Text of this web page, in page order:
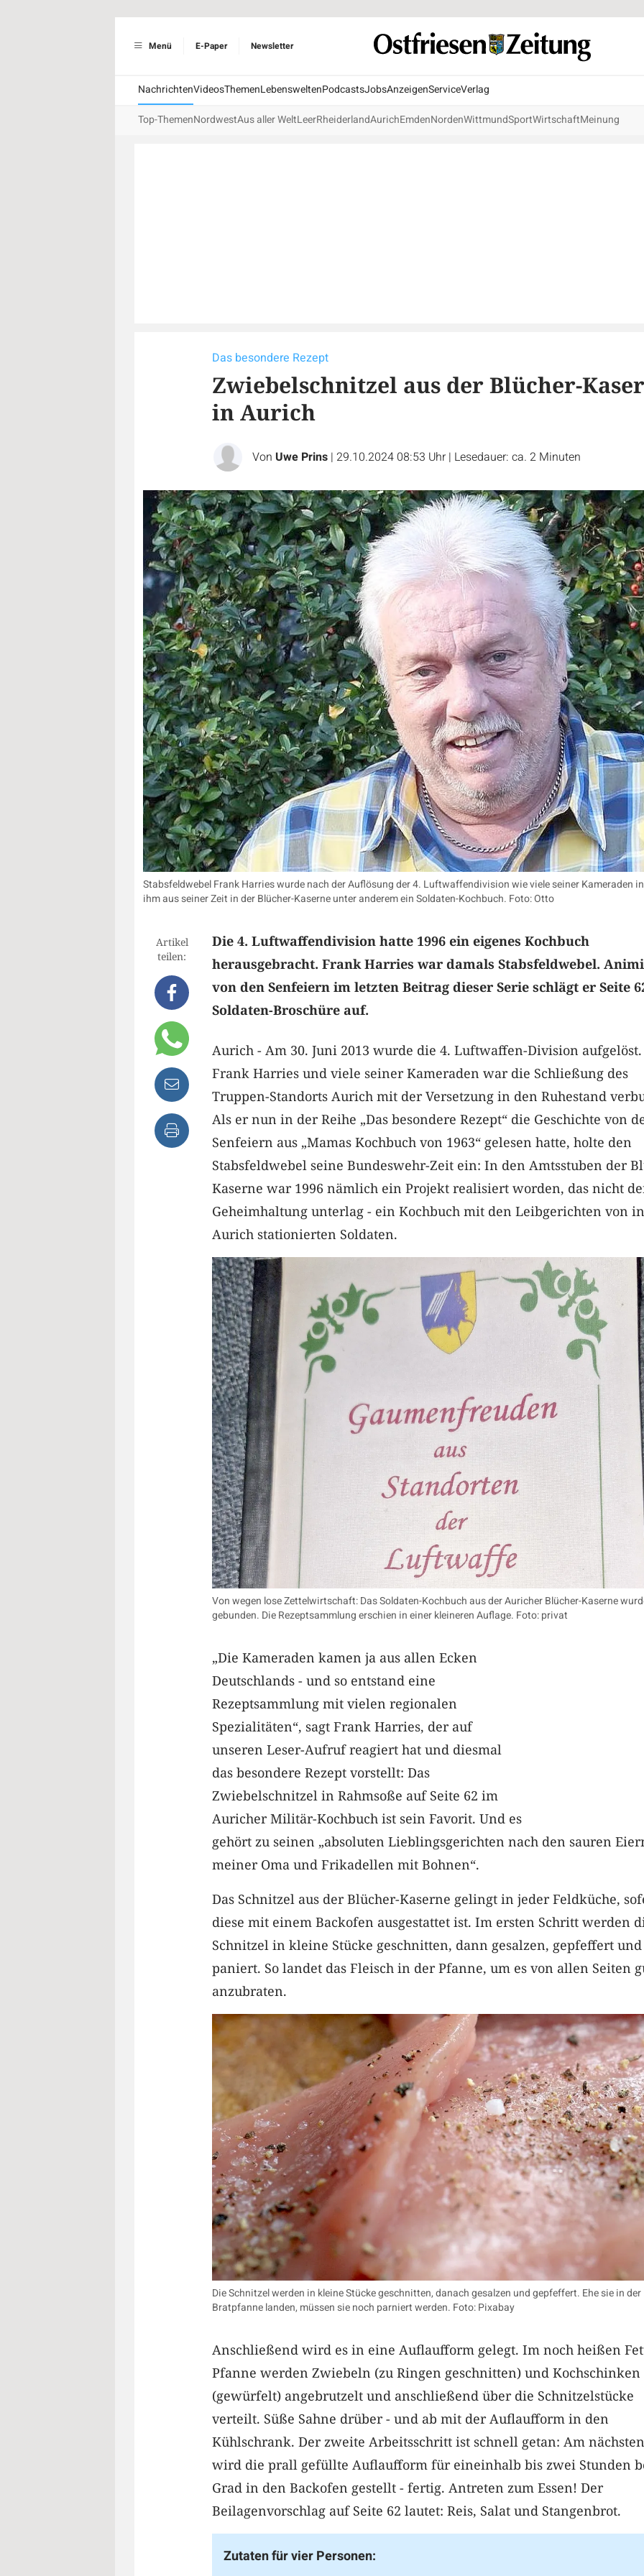
Menü E-Paper Newsletter
NachrichtenVideosThemenLebensweltenPodcastsJobsAnzeigenServiceVerlag
Top-ThemenNordwestAus aller WeltLeerRheiderlandAurichEmdenNordenWittmundSportWirtschaftMeinung
Das besondere Rezept
Zwiebelschnitzel aus der Blücher-
in Aurich
Von Uwe Prins | 29.10.2024 08:53 Uhr | Lesedauer: ca. 2 Minuten
Stabsfeldwebel Frank Harries wurde nach der Auflösung der 4. Luftwaffendivision wie viele seiner Kameraden
ihm aus seiner Zeit in der Blücher-Kaserne unter anderem ein Soldaten-Kochbuch. Foto: Otto
Artikel
teilen:
Die 4. Luftwaffendivision hatte 1996 ein eigenes Kochbuch
herausgebracht. Frank Harries war damals Stabsfeldwebel.
von den Senfeiern im letzten Beitrag dieser Serie schlägt er Seite
Soldaten-Broschüre auf.
Aurich - Am 30. Juni 2013 wurde die 4. Luftwaffen-Division
Frank Harries und viele seiner Kameraden war die Schließung des
Truppen-Standorts Aurich mit der Versetzung in den Ruhestand
Als er nun in der Reihe „Das besondere Rezept“ die Geschichte von
Senfeiern aus „Mamas Kochbuch von 1963“ gelesen hatte, holte den
Stabsfeldwebel seine Bundeswehr-Zeit ein: In den Amtsstuben der
Kaserne war 1996 nämlich ein Projekt realisiert worden, das nicht
Geheimhaltung unterlag - ein Kochbuch mit den Leibgerichten von in
Aurich stationierten Soldaten.
Von wegen lose Zettelwirtschaft: Das Soldaten-Kochbuch aus der Auricher Blücher-Kaserne
gebunden. Die Rezeptsammlung erschien in einer kleineren Auflage. Foto: privat
„Die Kameraden kamen ja aus allen Ecken
Deutschlands - und so entstand eine
Rezeptsammlung mit vielen regionalen
Spezialitäten“, sagt Frank Harries, der auf
unseren Leser-Aufruf reagiert hat und diesmal
das besondere Rezept vorstellt: Das
Zwiebelschnitzel in Rahmsoße auf Seite 62 im
Auricher Militär-Kochbuch ist sein Favorit. Und es
gehört zu seinen „absoluten Lieblingsgerichten nach den sauren
meiner Oma und Frikadellen mit Bohnen“.
Das Schnitzel aus der Blücher-Kaserne gelingt in jeder Feldküche,
diese mit einem Backofen ausgestattet ist. Im ersten Schritt werden
Schnitzel in kleine Stücke geschnitten, dann gesalzen, gepfeffert und
paniert. So landet das Fleisch in der Pfanne, um es von allen Seiten
anzubraten.
Die Schnitzel werden in kleine Stücke geschnitten, danach gesalzen und gepfeffert. Ehe sie in der
Bratpfanne landen, müssen sie noch parniert werden. Foto: Pixabay
Anschließend wird es in eine Auflaufform gelegt. Im noch heißen
Pfanne werden Zwiebeln (zu Ringen geschnitten) und Kochschinken
(gewürfelt) angebrutzelt und anschließend über die Schnitzelstücke
verteilt. Süße Sahne drüber - und ab mit der Auflaufform in den
Kühlschrank. Der zweite Arbeitsschritt ist schnell getan: Am
wird die prall gefüllte Auflaufform für eineinhalb bis zwei Stunden
Grad in den Backofen gestellt - fertig. Antreten zum Essen! Der
Beilagenvorschlag auf Seite 62 lautet: Reis, Salat und Stangenbrot.
Zutaten für vier Personen: